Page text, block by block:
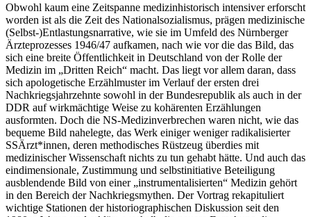
Obwohl kaum eine Zeitspanne medizinhistorisch intensiver erforscht
worden ist als die Zeit des Nationalsozialismus, prägen medizinische
(Selbst-)Entlastungsnarrative, wie sie im Umfeld des Nürnberger
Ärzteprozesses 1946/47 aufkamen, nach wie vor die das Bild, das
sich eine breite Öffentlichkeit in Deutschland von der Rolle der
Medizin im „Dritten Reich“ macht. Das liegt vor allem daran, dass
sich apologetische Erzählmuster im Verlauf der ersten drei
Nachkriegsjahrzehnte sowohl in der Bundesrepublik als auch in der
DDR auf wirkmächtige Weise zu kohärenten Erzählungen
ausformten. Doch die NS-Medizinverbrechen waren nicht, wie das
bequeme Bild nahelegte, das Werk einiger weniger radikalisierter
SSÄrzt*innen, deren methodisches Rüstzeug überdies mit
medizinischer Wissenschaft nichts zu tun gehabt hätte. Und auch das
eindimensionale, Zustimmung und selbstinitiative Beteiligung
ausblendende Bild von einer „instrumentalisierten“ Medizin gehört
in den Bereich der Nachkriegsmythen. Der Vortrag rekapituliert
wichtige Stationen der historiographischen Diskussion seit den